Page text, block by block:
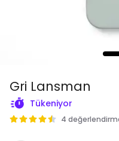
Gri Lansman
Tükeniyor
4